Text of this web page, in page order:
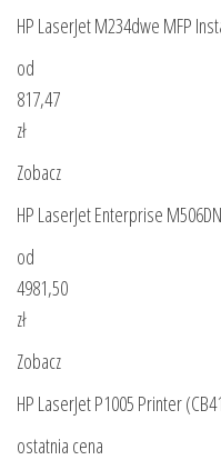
HP LaserJet M234dwe MFP
od
817,47
zł
Zobacz
HP LaserJet Enterprise
od
4981,50
zł
Zobacz
HP LaserJet P1005 Printer
ostatnia cena